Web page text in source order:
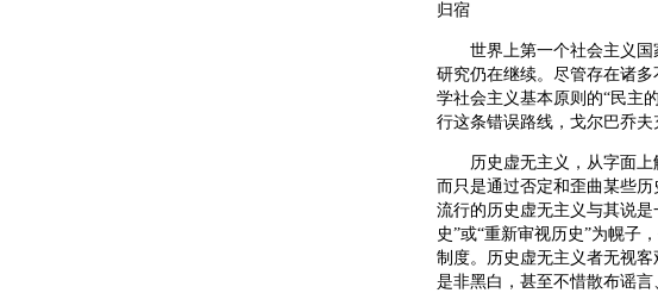
归宿
世界上第一个社会主义国
研究仍在继续。尽管存在诸
学社会主义基本原则的“民主
行这条错误路线，戈尔巴乔夫
历史虚无主义，从字面上
而只是通过否定和歪曲某些
流行的历史虚无主义与其说
史”或“重新审视历史”为幌子
制度。历史虚无主义者无视
是非黑白，甚至不惜散布谣言